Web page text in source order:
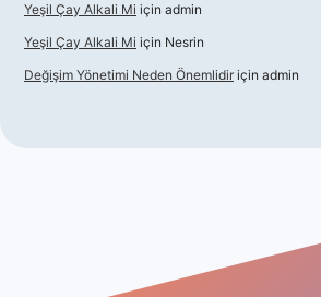
Yeşil Çay Alkali Mi için admin
Yeşil Çay Alkali Mi için Nesrin
Değişim Yönetimi Neden Önemlidir için admin